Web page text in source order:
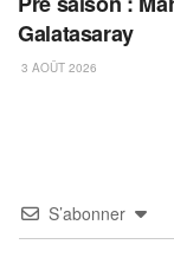
Galatasaray
3 AOÛT 2026
S’abonner